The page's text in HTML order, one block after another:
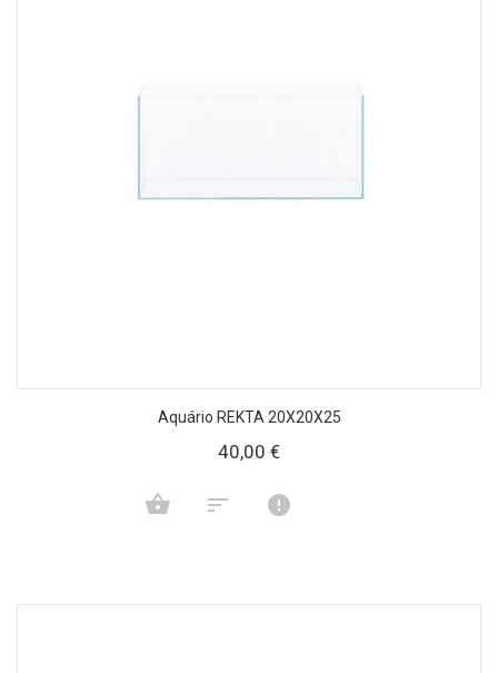
Aquário REKTA 20X20X25
40,00 €